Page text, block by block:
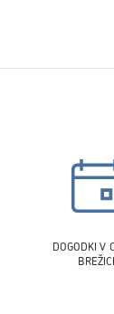
DOGODKI V